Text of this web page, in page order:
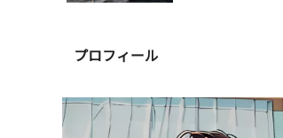
プロフィール